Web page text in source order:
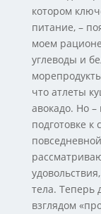
котором
питание, –
моем
углеводы и
что атлеты
авокадо. Но –
подготовке к
тела.
взглядом